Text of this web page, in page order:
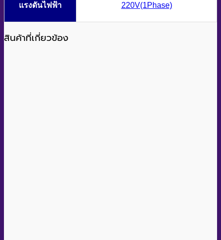
แรงดันไฟฟ้า 220V(1Phase)
สินค้าที่เกี่ยวข้อง